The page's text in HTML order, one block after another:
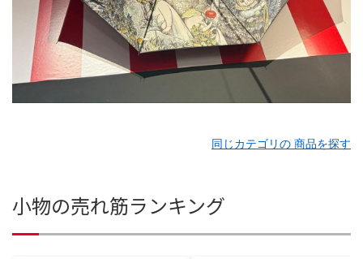
同じカテゴリの 商品を探す
小物の売れ筋ランキング